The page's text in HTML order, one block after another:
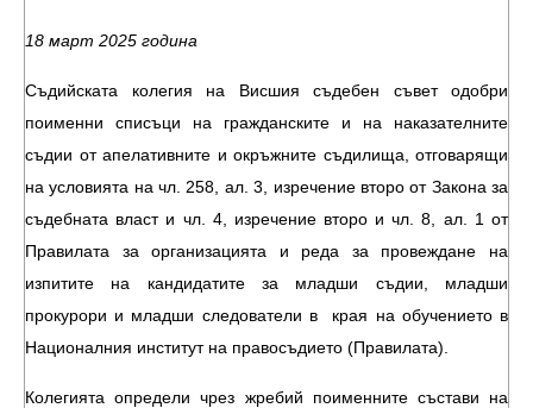
18 март 2025 година
Съдийската колегия на Висшия съдебен съвет одобри
поименни списъци на гражданските и на наказателните
съдии от апелативните и окръжните съдилища, отговарящи
на условията на чл. 258, ал. 3, изречение второ от Закона за
съдебната власт и чл. 4, изречение второ и чл. 8, ал. 1 от
Правилата за организацията и реда за провеждане на
изпитите на кандидатите за младши съдии, младши
прокурори и младши следователи в края на обучението в
Националния институт на правосъдието (Правилата).
Колегията определи чрез жребий поименните състави на